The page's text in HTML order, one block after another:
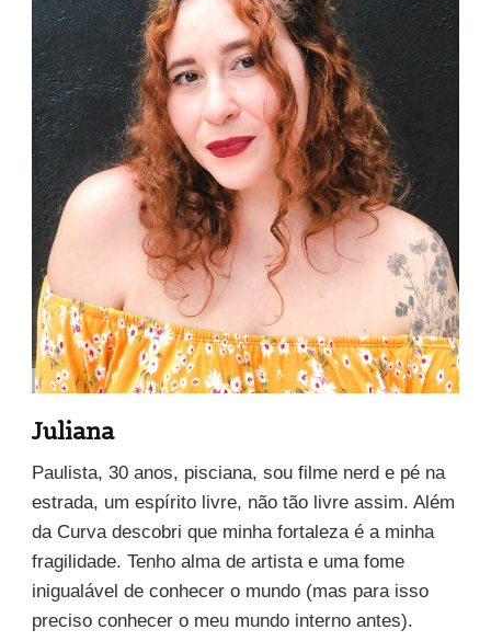
Juliana
Paulista, 30 anos, pisciana, sou filme nerd e pé na
estrada, um espírito livre, não tão livre assim. Além
da Curva descobri que minha fortaleza é a minha
fragilidade. Tenho alma de artista e uma fome
inigualável de conhecer o mundo (mas para isso
preciso conhecer o meu mundo interno antes).